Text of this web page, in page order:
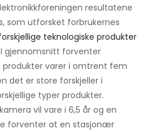
resultatene
som utforsket forbrukernes
teknologiske produkter
gjennomsnitt forventer
produkter varer i omtrent fem
det er store forskjeller i
typer produkter.
vil vare i 6,5 år og en
forventer at en stasjonær